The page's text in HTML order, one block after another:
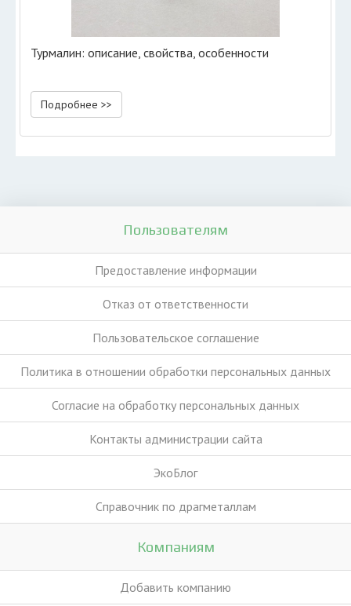
Турмалин: описание, свойства, особенности
Подробнее >>
Пользователям
Предоставление информации
Отказ от ответственности
Пользовательское соглашение
Политика в отношении обработки персональных данных
Согласие на обработку персональных данных
Контакты администрации сайта
ЭкоБлог
Справочник по драгметаллам
Компаниям
Добавить компанию